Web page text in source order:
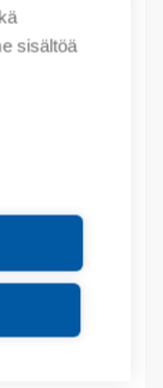
sisältöä